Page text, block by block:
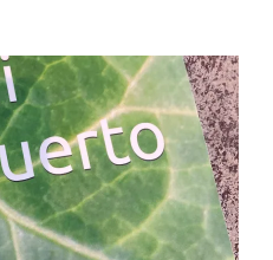
Noches